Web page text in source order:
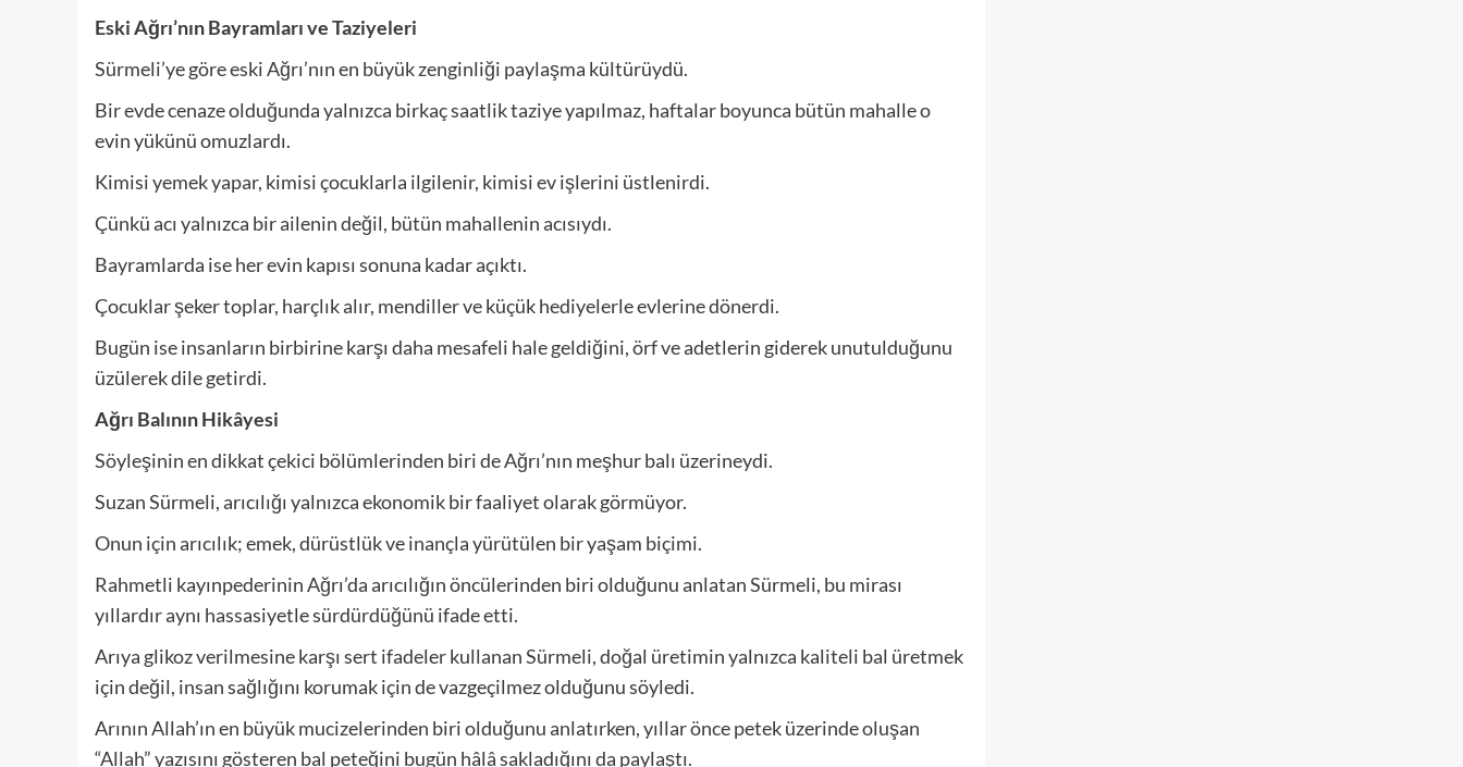
Eski Ağrı’nın Bayramları ve Taziyeleri
Sürmeli’ye göre eski Ağrı’nın en büyük zenginliği paylaşma kültürüydü.
Bir evde cenaze olduğunda yalnızca birkaç saatlik taziye yapılmaz, haftalar boyunca bütün mahalle o
evin yükünü omuzlardı.
Kimisi yemek yapar, kimisi çocuklarla ilgilenir, kimisi ev işlerini üstlenirdi.
Çünkü acı yalnızca bir ailenin değil, bütün mahallenin acısıydı.
Bayramlarda ise her evin kapısı sonuna kadar açıktı.
Çocuklar şeker toplar, harçlık alır, mendiller ve küçük hediyelerle evlerine dönerdi.
Bugün ise insanların birbirine karşı daha mesafeli hale geldiğini, örf ve adetlerin giderek unutulduğunu
üzülerek dile getirdi.
Ağrı Balının Hikâyesi
Söyleşinin en dikkat çekici bölümlerinden biri de Ağrı’nın meşhur balı üzerineydi.
Suzan Sürmeli, arıcılığı yalnızca ekonomik bir faaliyet olarak görmüyor.
Onun için arıcılık; emek, dürüstlük ve inançla yürütülen bir yaşam biçimi.
Rahmetli kayınpederinin Ağrı’da arıcılığın öncülerinden biri olduğunu anlatan Sürmeli, bu mirası
yıllardır aynı hassasiyetle sürdürdüğünü ifade etti.
Arıya glikoz verilmesine karşı sert ifadeler kullanan Sürmeli, doğal üretimin yalnızca kaliteli bal üretmek
için değil, insan sağlığını korumak için de vazgeçilmez olduğunu söyledi.
Arının Allah’ın en büyük mucizelerinden biri olduğunu anlatırken, yıllar önce petek üzerinde oluşan
“Allah” yazısını gösteren bal peteğini bugün hâlâ sakladığını da paylaştı.